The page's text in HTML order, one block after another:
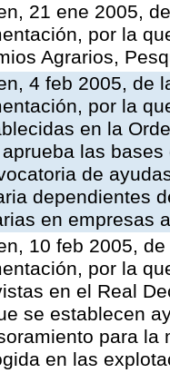
21 ene 2005,
por la
Agrarios,
4 feb 2005, de
por la
en la
las
de
dependientes
en empresas
10 feb 2005,
por la
en el Real
se establecen
para la
en las